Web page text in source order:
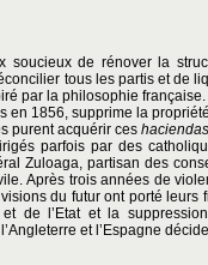
de rénover la
tous les partis et de
par la philosophie française.
1856, supprime la
purent acquérir ces haciendas
parfois par des
Zuloaga, partisan des
Après trois années de
visions du futur ont porté
de l’Etat et la
et l’Espagne